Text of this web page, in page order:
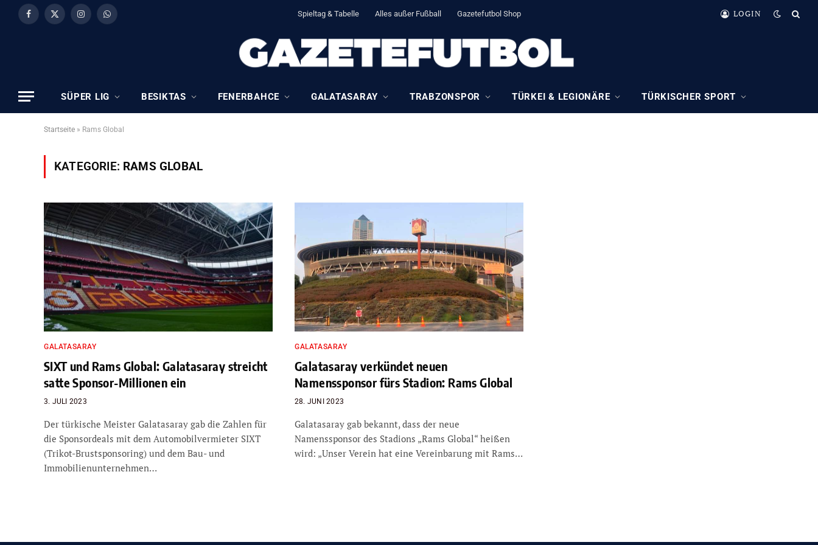
Facebook
X
InstagramWhatsApp Spieltag & Tabelle Alles außer Fußball Gazetefutbol Shop LOGIN
SÜPER LIG BESIKTAS FENERBAHCE GALATASARAY TRABZONSPOR TÜRKEI & LEGIONÄRE TÜRKISCHER SPORT
Startseite » Rams Global
KATEGORIE: RAMS GLOBAL
GALATASARAY
SIXT und Rams Global: Galatasaray streicht
satte Sponsor-Millionen ein
3. JULI 2023
Der türkische Meister Galatasaray gab die Zahlen für
die Sponsordeals mit dem Automobilvermieter SIXT
(Trikot-Brustsponsoring) und dem Bau- und
Immobilienunternehmen…
GALATASARAY
Galatasaray verkündet neuen
Namenssponsor fürs Stadion: Rams Global
28. JUNI 2023
Galatasaray gab bekannt, dass der neue
Namenssponsor des Stadions „Rams Global“ heißen
wird: „Unser Verein hat eine Vereinbarung mit Rams…